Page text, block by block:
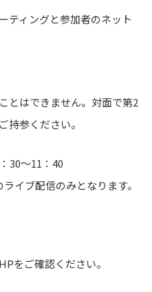
ティングと参加者のネット
とはできません。対面で第2
持参ください。
30～11：40
イブ配信のみとなります。
をご確認ください。